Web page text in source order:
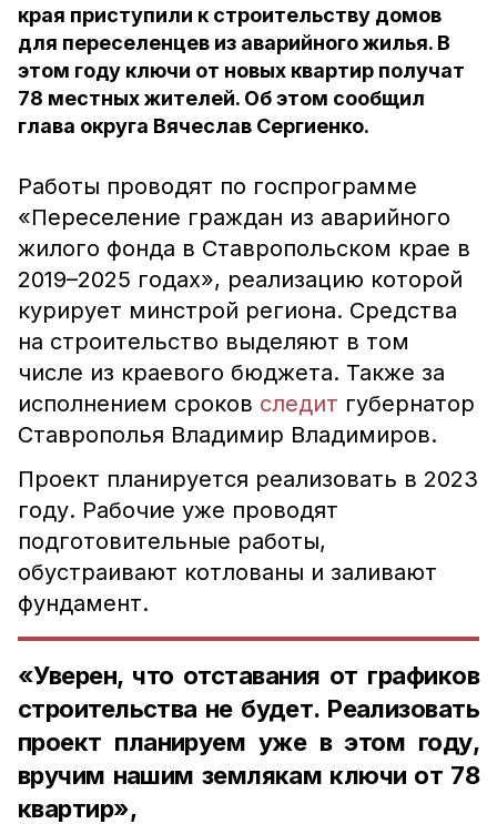
края приступили к строительству домов
для переселенцев из аварийного жилья. В
этом году ключи от новых квартир получат
78 местных жителей. Об этом сообщил
глава округа Вячеслав Сергиенко.
Работы проводят по госпрограмме
«Переселение граждан из аварийного
жилого фонда в Ставропольском крае в
2019–2025 годах», реализацию которой
курирует минстрой региона. Средства
на строительство выделяют в том
числе из краевого бюджета. Также за
исполнением сроков следит губернатор
Ставрополья Владимир Владимиров.
Проект планируется реализовать в 2023
году. Рабочие уже проводят
подготовительные работы,
обустраивают котлованы и заливают
фундамент.
«Уверен, что отставания от графиков
строительства не будет. Реализовать
проект планируем уже в этом году,
вручим нашим землякам ключи от 78
квартир»,